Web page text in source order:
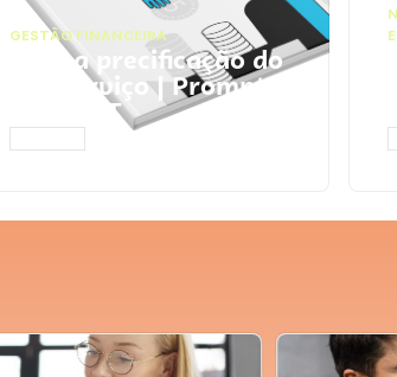
GESTÃO FINANCEIRA
Faça a precificação do
seu serviço | Prompts
ChatGPT